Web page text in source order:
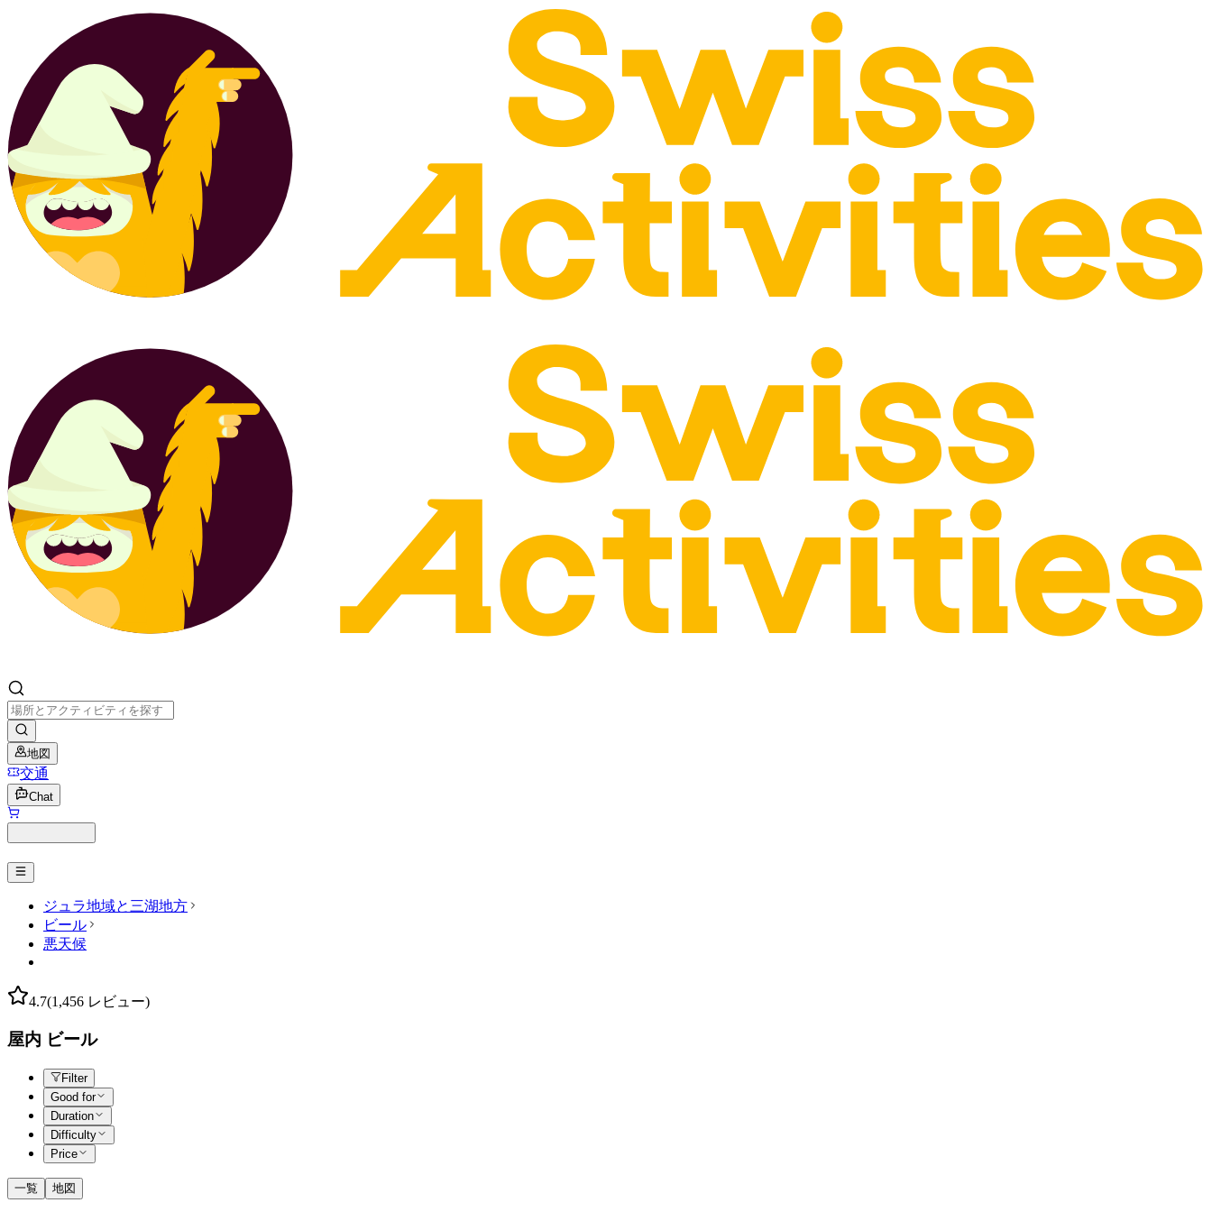
地図
交通
Chat
ジュラ地域と三湖地方
ビール
悪天候
4.7(1,456 レビュー)
屋内 ビール
Filter
Good for
Duration
Difficulty
Price
一覧 地図